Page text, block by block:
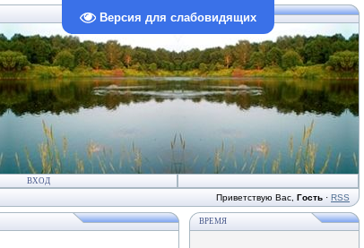
Версия для слабовидящих
ВХОД
Приветствую Вас Гость · RSS
ВРЕМЯ